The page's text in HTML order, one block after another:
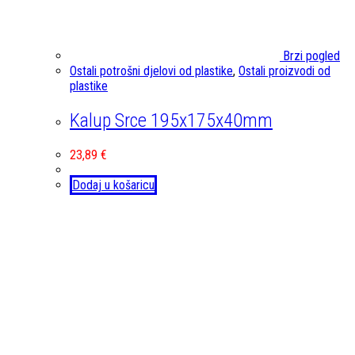
Brzi pogled
Ostali potrošni djelovi od plastike, Ostali proizvodi od
plastike
Kalup Srce 195x175x40mm
23,89 €
Dodaj u košaricu